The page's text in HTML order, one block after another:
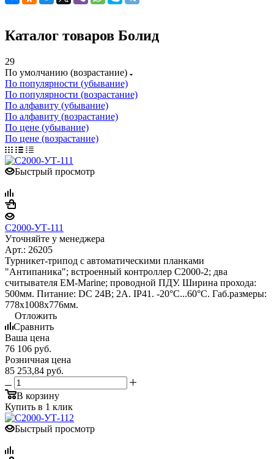
Каталог товаров Болид
29
По умолчанию (возрастание)
По популярности (убывание)
По популярности (возрастание)
По алфавиту (убывание)
По алфавиту (возрастание)
По цене (убывание)
По цене (возрастание)
Быстрый просмотр
С2000-УТ-111
Уточняйте у менеджера
Арт.: 26205
Турникет-трипод с автоматическими планками
"Антипаника"; встроенный контроллер С2000-2; два
считывателя EM-Marine; проводной ПДУ. Ширина прохода:
500мм. Питание: DC 24В; 2А. IP41. -20°С...60°С. Габ.размеры:
778х1008х776мм.
Отложить
Сравнить
Ваша цена
76 106 руб.
Розничная цена
85 253,84 руб.
В корзину
Купить в 1 клик
Быстрый просмотр